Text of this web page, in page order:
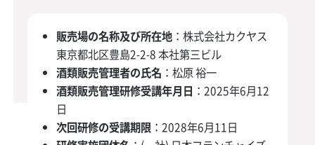
販売場の名称及び所在地：株式会社カクヤス
東京都北区豊島2-2-8 本社第三ビル
酒類販売管理者の氏名 ：松原 裕一
酒類販売管理研修受講年月日 ：2025年6月12
日
次回研修の受講期限：2028年6月11日